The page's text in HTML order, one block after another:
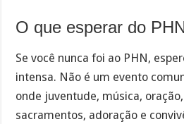
O que esperar do
Se você nunca foi ao PHN,
intensa. Não é um evento
onde juventude, música,
sacramentos, adoração e